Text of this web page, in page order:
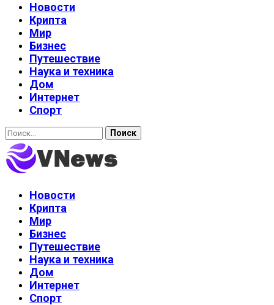
Новости
Крипта
Мир
Бизнес
Путешествие
Наука и техника
Дом
Интернет
Спорт
Найти:
Новости
Крипта
Мир
Бизнес
Путешествие
Наука и техника
Дом
Интернет
Спорт